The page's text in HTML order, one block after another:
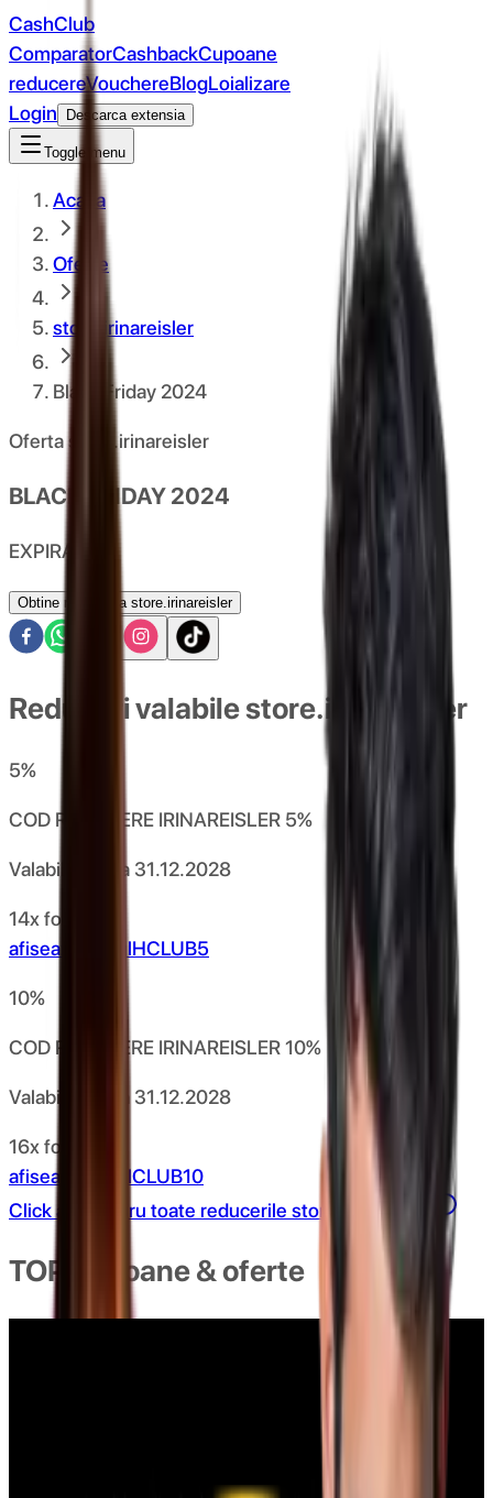
CashClub
ComparatorCashbackCupoane
reducereVouchereBlogLoializare
Login
Descarca extensia
Toggle menu
Acasa
Oferte
store.irinareisler
Black Friday 2024
Oferta store.irinareisler
BLACK FRIDAY 2024
EXPIRAT
Obtine reducerea store.irinareisler
Reduceri valabile store.irinareisler
5%
COD REDUCERE IRINAREISLER 5%
Valabil pana la 31.12.2028
14x folosit
afiseaza codulHCLUB5
10%
COD REDUCERE IRINAREISLER 10%
Valabil pana la 31.12.2028
16x folosit
afiseaza codulCLUB10
Click aici pentru toate reducerile store.irinareisler
TOP cupoane & oferte
COD REDUCERE 3% AUTOMOBILUS.RO